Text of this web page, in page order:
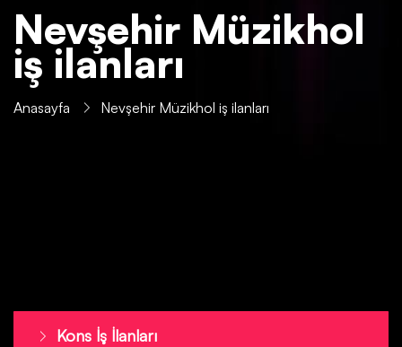
Nevşehir Müzikhol
iş ilanları
Anasayfa Nevşehir Müzikhol iş ilanları
Kons İş İlanları